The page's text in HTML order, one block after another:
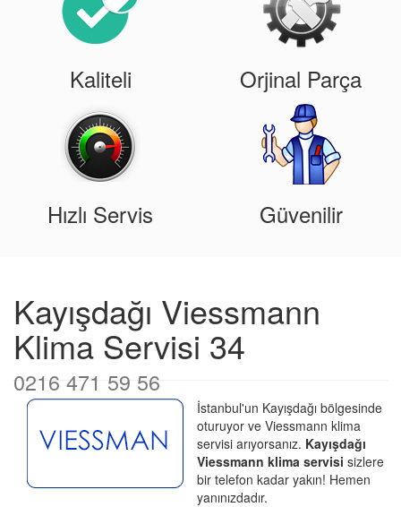
Kaliteli Orjinal Parça
Hızlı Servis Güvenilir
Kayışdağı Viessmann
Klima Servisi 34
0216 471 59 56
İstanbul'un Kayışdağı bölgesinde
oturuyor ve Viessmann klima
servisi arıyorsanız. Kayışdağı
Viessmann klima servisi sizlere
bir telefon kadar yakın! Hemen
yanınızdadır.